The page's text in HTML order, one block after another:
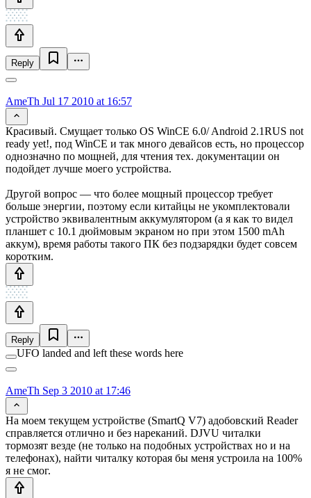
Reply
AmeTh Jul 17 2010 at 16:57
Красивый. Смущает только OS WinCE 6.0/ Android 2.1RUS not
ready yet!, под WinCE и так много девайсов есть, но процессор
однозначно по мощней, для чтения тех. документации он
подойдет лучше моего устройства.
Другой вопрос — что более мощный процессор требует
больше энергии, поэтому если китайцы не укомплектовали
устройство эквивалентным аккумулятором (а я как то видел
планшет с 10.1 дюймовым экраном но при этом 1500 mAh
аккум), время работы такого ПК без подзарядки будет совсем
коротким.
Reply
UFO landed and left these words here
AmeTh Sep 3 2010 at 17:46
На моем текущем устройстве (SmartQ V7) адобовский Reader
справляется отлично и без нареканий. DJVU читалки
тормозят везде (не только на подобных устройствах но и на
телефонах), найти читалку которая бы меня устроила на 100%
я не смог.